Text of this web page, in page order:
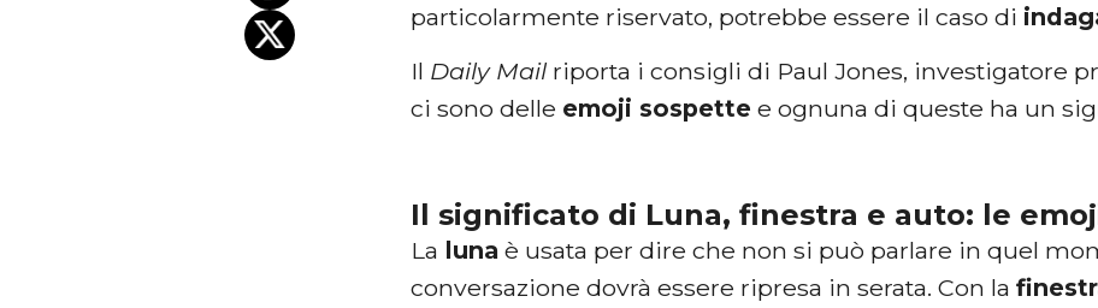
particolarmente riservato, potrebbe essere il caso di
Il Daily Mail riporta i consigli di Paul Jones, investigatore
ci sono delle emoji sospette e ognuna di queste ha un
Il significato di Luna, finestra e auto: le
La luna è usata per dire che non si può parlare in quel
conversazione dovrà essere ripresa in serata. Con la